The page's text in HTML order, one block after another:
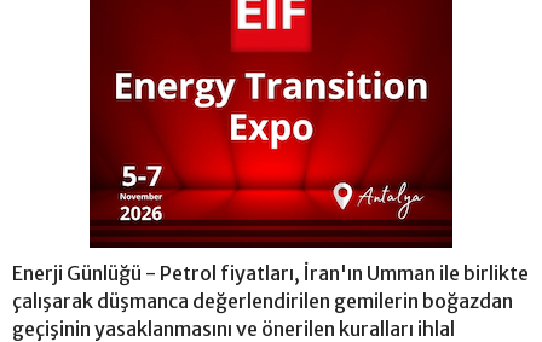
Enerji Günlüğü - Petrol fiyatları, İran'ın Umman ile birlikte
çalışarak düşmanca değerlendirilen gemilerin boğazdan
geçişinin yasaklanmasını ve önerilen kuralları ihlal